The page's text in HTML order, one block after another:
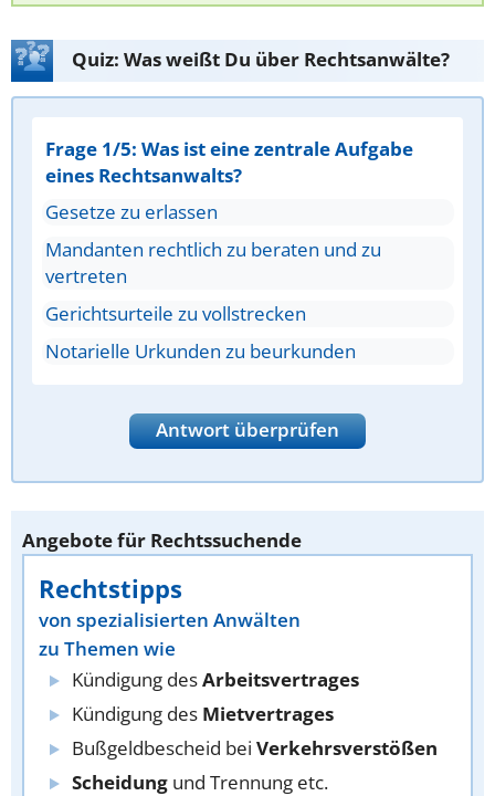
Quiz: Was weißt Du über Rechtsanwälte?
Frage 1/5: Was ist eine zentrale Aufgabe
eines Rechtsanwalts?
Gesetze zu erlassen
Mandanten rechtlich zu beraten und zu
vertreten
Gerichtsurteile zu vollstrecken
Notarielle Urkunden zu beurkunden
Antwort überprüfen
Angebote für Rechtssuchende
Rechtstipps
von spezialisierten Anwälten
zu Themen wie
Kündigung desArbeitsvertrages
Kündigung des Mietvertrages
Bußgeldbescheid bei Verkehrsverstößen
Scheidung und Trennung etc.